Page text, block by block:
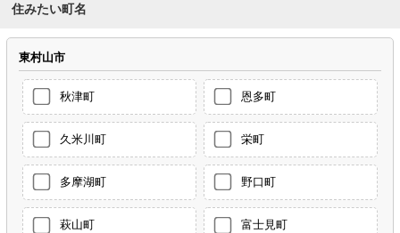
住みたい町名
東村山市
秋津町 恩多町
久米川町 栄町
多摩湖町 野口町
萩山町 富士見町